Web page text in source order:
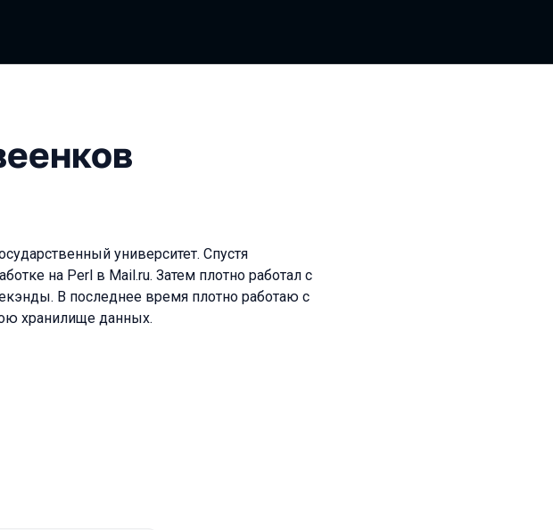
университет. Спустя
на Perl в Mail.ru. Затем плотно работал с
В последнее время плотно работаю с
хранилище данных.
2025